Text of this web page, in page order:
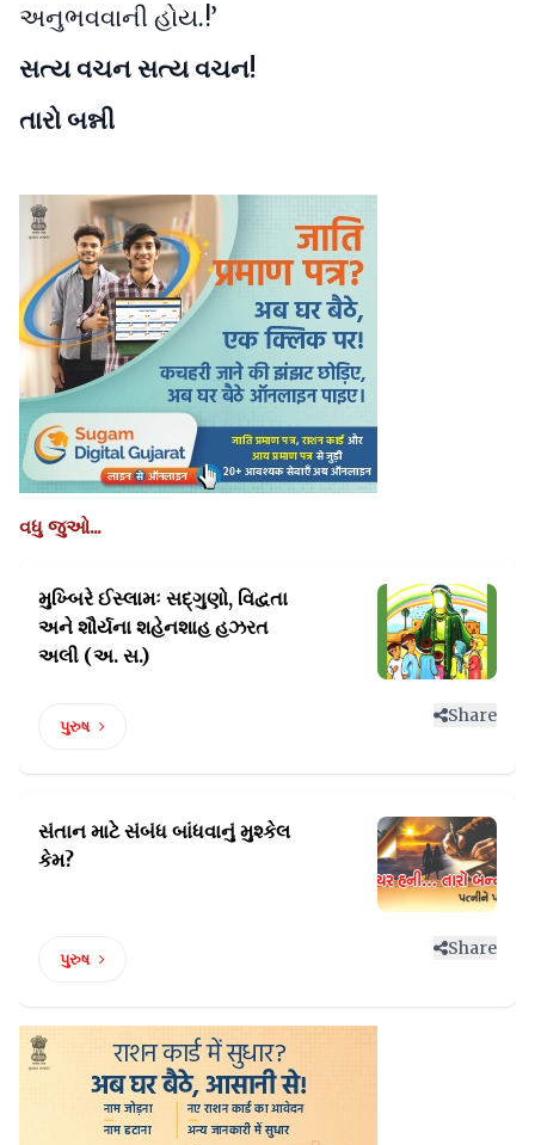
અનુભવવાની હોય.!’
સત્ય વચન સત્ય વચન!
તારો બન્ની
વધુ જુઓ...
મુખ્બિરે ઈસ્લામઃ સદ્ગુણો, વિદ્વતા
અને શૌર્યના શહેનશાહ હઝરત
અલી (અ. સ.)
પુરુષ
Share
સંતાન માટે સંબંધ બાંધવાનું મુશ્કેલ
કેમ?
પુરુષ
Share